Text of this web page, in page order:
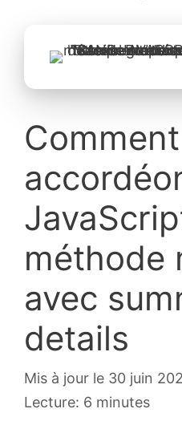
méthode
avec
details
Mis à jour le 30 juin
Lecture: 6 minutes